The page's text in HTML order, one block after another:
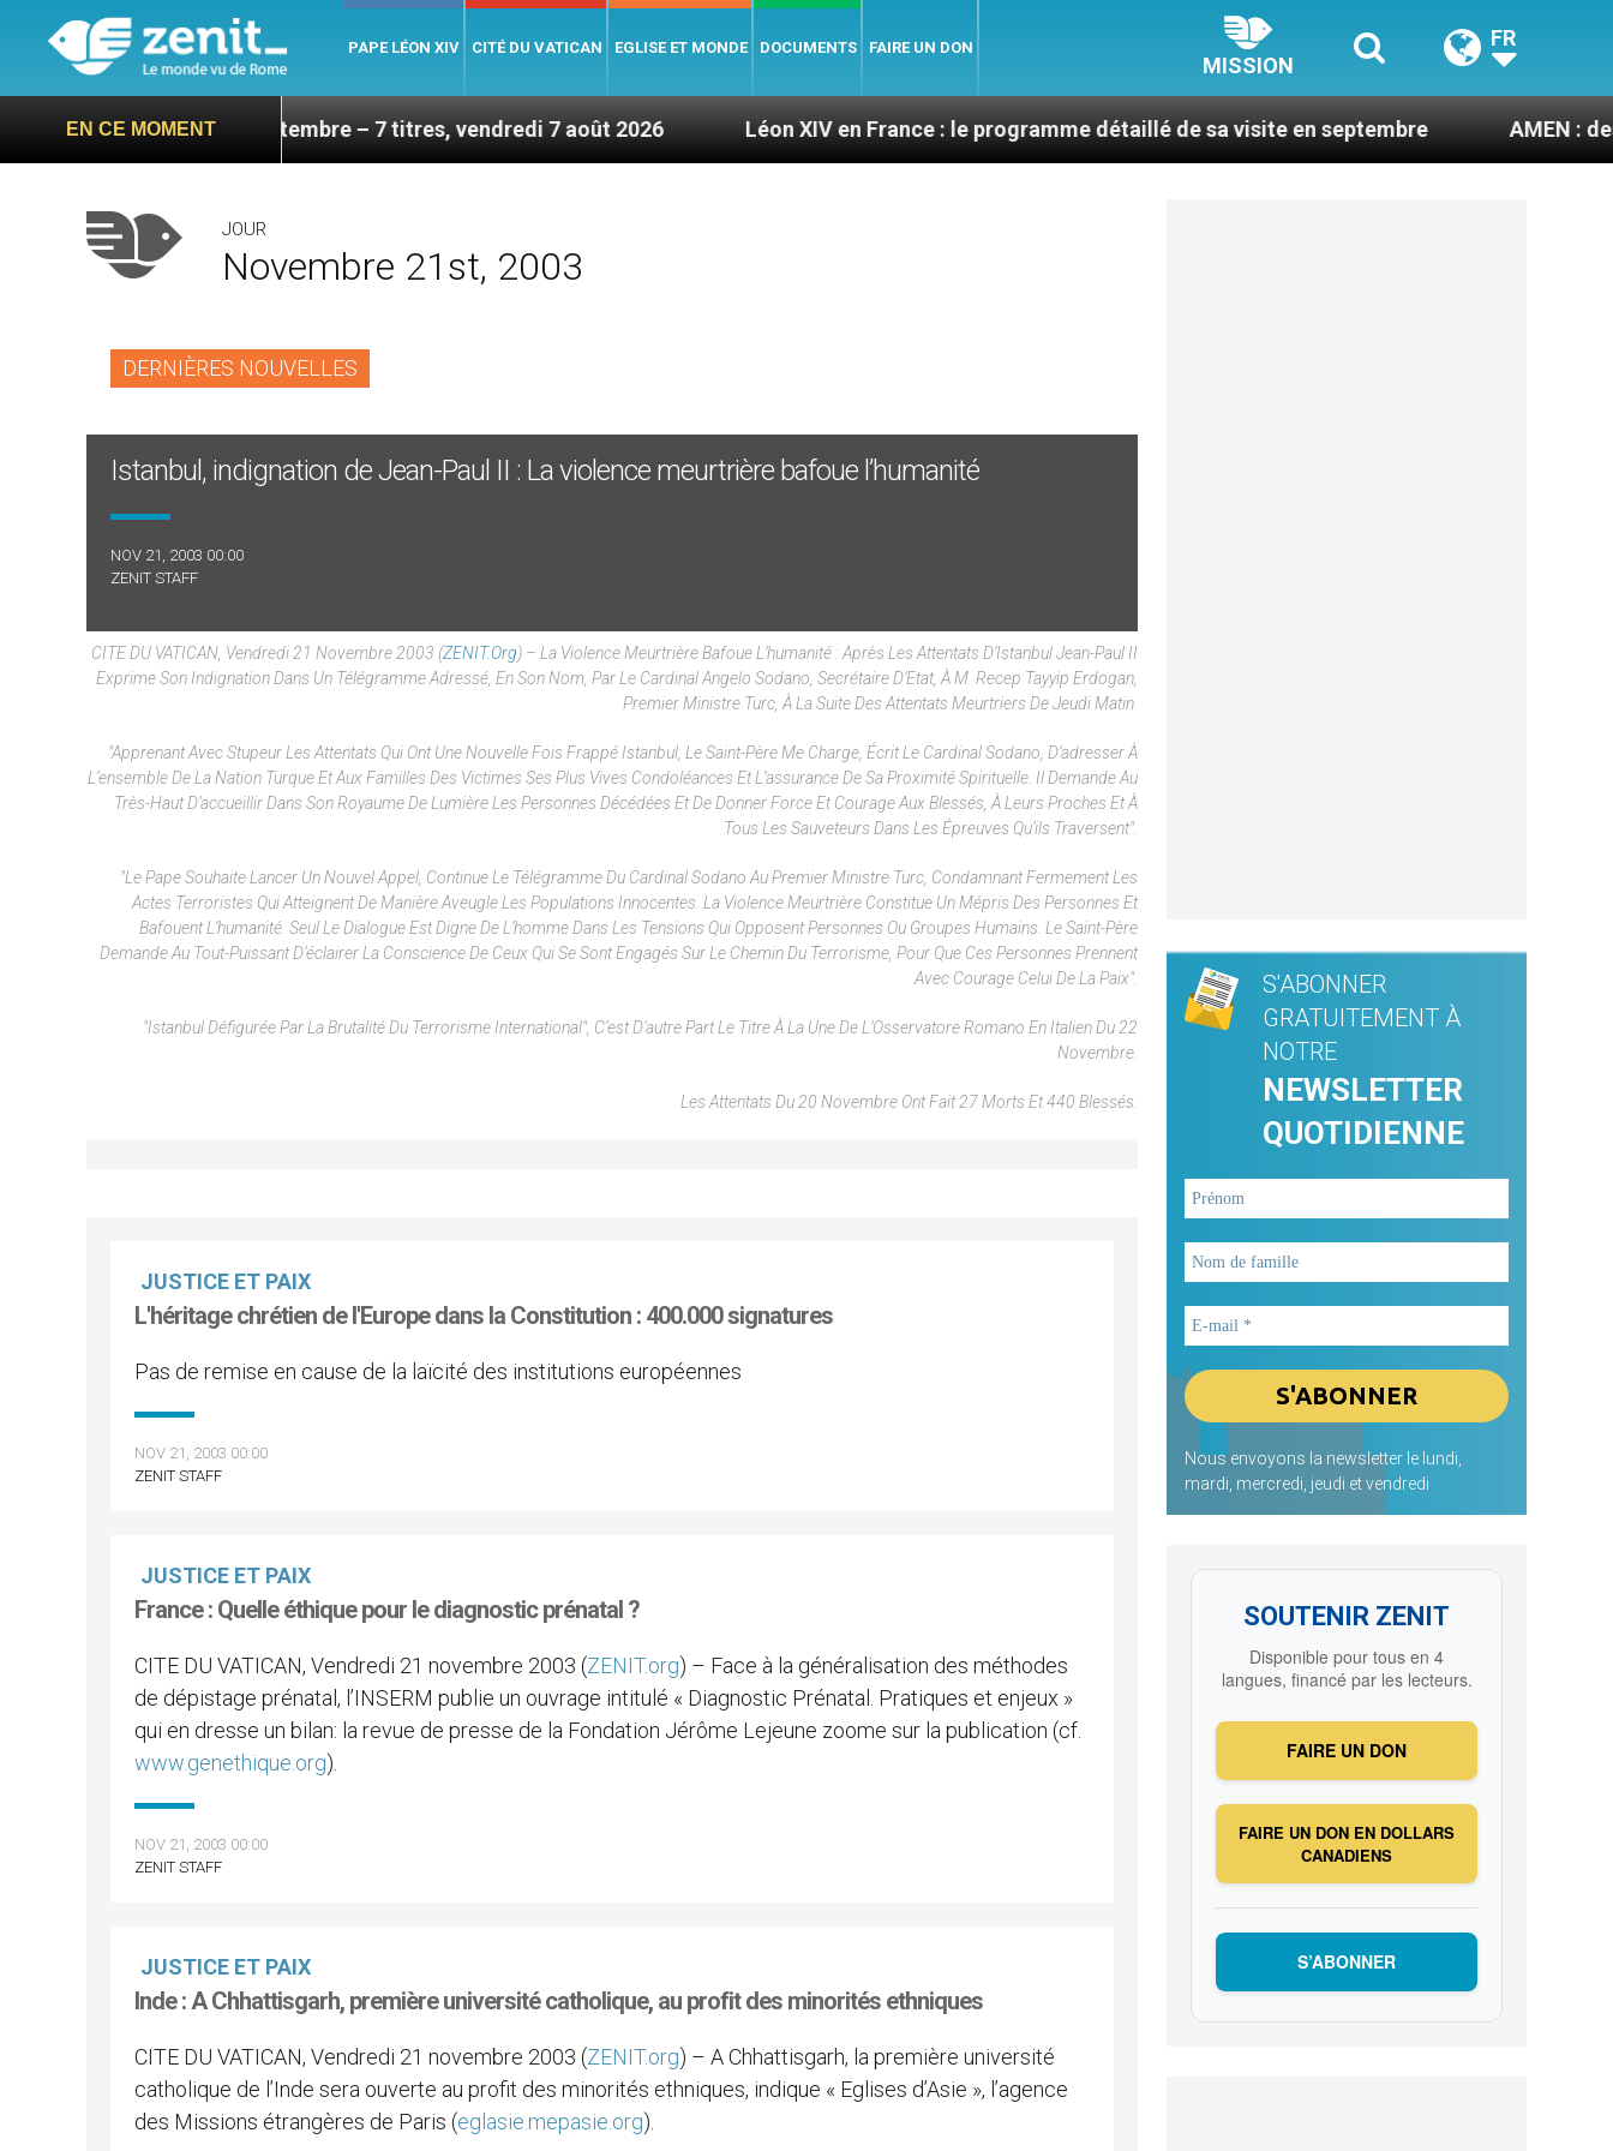
PAPE LÉON XIV CITÉ DU VATICAN EGLISE ET MONDE DOCUMENTS FAIRE UN DON
MISSION
FR
EN CE MOMENT
visite en septembre – 7 titres, vendredi 7 août 2026 Léon XIV en France : le programme détaillé de sa visite en septembre AMEN : des prêtres à
JOUR
Novembre 21st, 2003
DERNIÈRES NOUVELLES
Istanbul, indignation de Jean-Paul II : La violence meurtrière bafoue l’humanité
NOV 21, 2003 00:00
ZENIT STAFF
CITE DU VATICAN, Vendredi 21 Novembre 2003 (ZENIT.org) – La Violence Meurtrière Bafoue L’humanité : Après Les Attentats D’Istanbul Jean-Paul II
Exprime Son Indignation Dans Un Télégramme Adressé, En Son Nom, Par Le Cardinal Angelo Sodano, Secrétaire D’Etat, À M. Recep Tayyip Erdogan,
Premier Ministre Turc, À La Suite Des Attentats Meurtriers De Jeudi Matin.
"Apprenant Avec Stupeur Les Attentats Qui Ont Une Nouvelle Fois Frappé Istanbul, Le Saint-Père Me Charge, Écrit Le Cardinal Sodano, D’adresser À
L’ensemble De La Nation Turque Et Aux Familles Des Victimes Ses Plus Vives Condoléances Et L’assurance De Sa Proximité Spirituelle. Il Demande Au
Très-Haut D’accueillir Dans Son Royaume De Lumière Les Personnes Décédées Et De Donner Force Et Courage Aux Blessés, À Leurs Proches Et À
Tous Les Sauveteurs Dans Les Épreuves Qu’ils Traversent".
"Le Pape Souhaite Lancer Un Nouvel Appel, Continue Le Télégramme Du Cardinal Sodano Au Premier Ministre Turc, Condamnant Fermement Les
Actes Terroristes Qui Atteignent De Manière Aveugle Les Populations Innocentes. La Violence Meurtrière Constitue Un Mépris Des Personnes Et
Bafouent L’humanité. Seul Le Dialogue Est Digne De L’homme Dans Les Tensions Qui Opposent Personnes Ou Groupes Humains. Le Saint-Père
Demande Au Tout-Puissant D’éclairer La Conscience De Ceux Qui Se Sont Engagés Sur Le Chemin Du Terrorisme, Pour Que Ces Personnes Prennent
Avec Courage Celui De La Paix".
"Istanbul Défigurée Par La Brutalité Du Terrorisme International", C’est D’autre Part Le Titre À La Une De L’Osservatore Romano En Italien Du 22
Novembre.
Les Attentats Du 20 Novembre Ont Fait 27 Morts Et 440 Blessés.
JUSTICE ET PAIX
L'héritage chrétien de l'Europe dans la Constitution : 400.000 signatures
Pas de remise en cause de la laïcité des institutions européennes
NOV 21, 2003 00:00
ZENIT STAFF
JUSTICE ET PAIX
France : Quelle éthique pour le diagnostic prénatal ?
CITE DU VATICAN, Vendredi 21 novembre 2003 (ZENIT.org) – Face à la généralisation des méthodes
de dépistage prénatal, l’INSERM publie un ouvrage intitulé « Diagnostic Prénatal. Pratiques et enjeux »
qui en dresse un bilan: la revue de presse de la Fondation Jérôme Lejeune zoome sur la publication (cf.
www.genethique.org).
NOV 21, 2003 00:00
ZENIT STAFF
JUSTICE ET PAIX
Inde : A Chhattisgarh, première université catholique, au profit des minorités ethniques
CITE DU VATICAN, Vendredi 21 novembre 2003 (ZENIT.org) – A Chhattisgarh, la première université
catholique de l’Inde sera ouverte au profit des minorités ethniques, indique « Eglises d’Asie », l’agence
des Missions étrangères de Paris (eglasie.mepasie.org).
S'ABONNER
GRATUITEMENT À
NOTRE
NEWSLETTER
QUOTIDIENNE
Nous envoyons la newsletter le lundi,
mardi, mercredi, jeudi et vendredi
SOUTENIR ZENIT
Disponible pour tous en 4
langues, financé par les lecteurs.
FAIRE UN DON
FAIRE UN DON EN DOLLARS
CANADIENS
S’ABONNER